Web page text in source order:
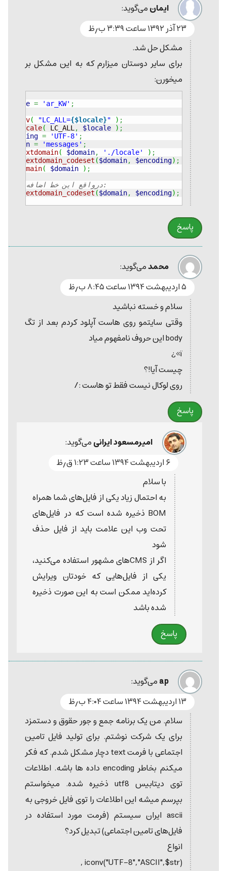
ایمانمی‌گوید:
۲۳ آذر ۱۳۹۲ ساعت ۳:۳۹ ب٫ظ
مشکل حل شد.
برای سایر دوستان میزارم که به این مشکل بر
میخورن:
$locale = 'ar_KW' ;
putenv( "LC_ALL={$locale}" ) ;
setlocale( LC_ALL , $locale ) ;
$encoding = 'UTF-8' ;
$domain = 'messages' ;
bindtextdomain( $domain, './locale' ) ;
bind_textdomain_codeset ($domain, $encoding) ;
textdomain( $domain ) ;
//درواقع این خط اضافه شده:
bind_textdomain_codeset ($domain, $encoding) ;
پاسخ
محمدمی‌گوید:
۵ اردیبهشت ۱۳۹۴ ساعت ۸:۴۵ ب٫ظ
سلام و خسته نباشید
وقتی سایتمو روی هاست آپلود کردم بعد از تگ
body این حروف نامفهوم میاد
ï»¿
چیست آیا!؟
روی لوکال نیست فقط تو هاست :/
پاسخ
امیرمسعود ایرانیمی‌گوید:
۶ اردیبهشت ۱۳۹۴ ساعت ۱:۲۳ ق٫ظ
با سلام
به احتمال زیاد یکی از فایل‌های شما همراه
BOM ذخیره شده است که در فایل‌های
تحت وب این علامت باید از فایل حذف
شود
اگر از CMSهای مشهور استفاده می‌کنید،
یکی از فایل‌هایی که خودتان ویرایش
کرده‌اید ممکن است به این صورت ذخیره
شده باشد
پاسخ
apمی‌گوید:
۱۳ اردیبهشت ۱۳۹۴ ساعت ۴:۰۴ ب٫ظ
سلام. من یک برنامه جمع و جور حقوق و دستمزد
برای یک شرکت نوشتم. برای تولید فایل تامین
اجتماعی با فرمت text دچار مشکل شدم. که فکر
میکنم بخاطر encoding داده ها باشه. اطلاعات
توی دیتابیس utf8 ذخیره شده. میخواستم
بپرسم میشه این اطلاعات را توی فایل خروجی به
ascii ایران سیستم (فرمت مورد استفاده در
فایل‌های تامین اجتماعی) تبدیل کرد؟
انواع
(iconv("UTF-8","ASCII",$str ,